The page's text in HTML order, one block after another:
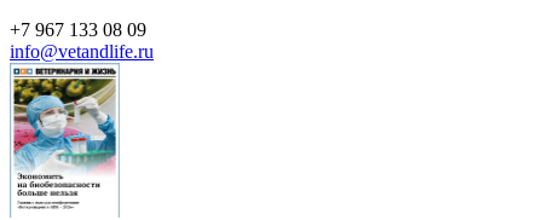
+7 967 133 08 09
info@vetandlife.ru